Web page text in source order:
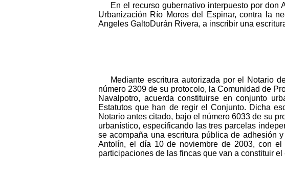
En el recurso gubernativo interpuesto por
Urbanización Río Moros del Espinar, contra la
Angeles GaltoDurán Rivera, a inscribir una
Mediante escritura autorizada por el Notario
número 2309 de su protocolo, la Comunidad de
Navalpotro, acuerda constituirse en conjunto
Estatutos que han de regir el Conjunto. Dicha
Notario antes citado, bajo el número 6033 de su
urbanístico, especificando las tres parcelas
se acompaña una escritura pública de adhesión
Antolín, el día 10 de noviembre de 2003, con
participaciones de las fincas que van a constituir